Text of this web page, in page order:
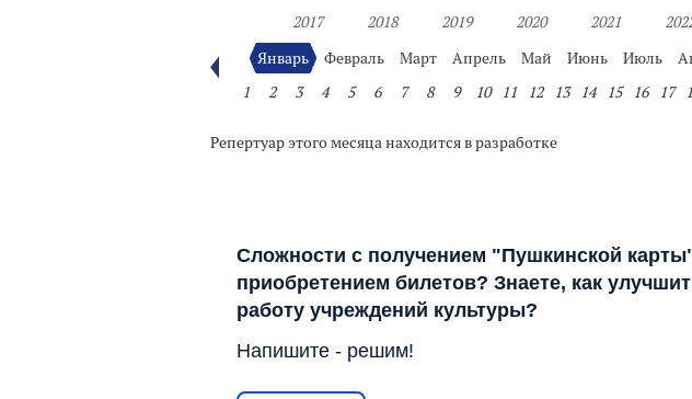
2017 2018 2019 2020 2021
Январь
Февраль Март Апрель Май Июнь Июль
1
2 3 4 5 6 7 8 9 10 11 12 13 14 15 16 17
Репертуар этого месяца находится в разработке
Сложности с получением "Пушкинской
приобретением билетов? Знаете, как
работу учреждений культуры?
Напишите - решим!